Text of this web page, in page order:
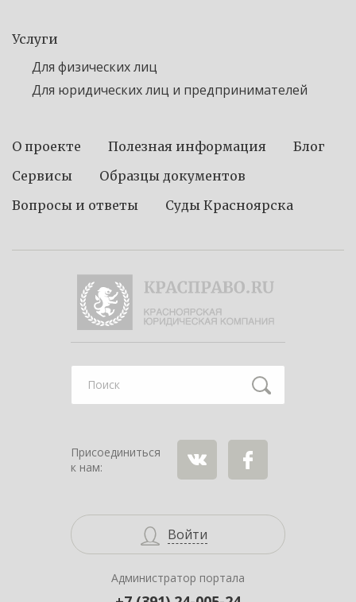
Услуги
Для физических лиц
Для юридических лиц и предпринимателей
О проекте Полезная информация
Блог
Сервисы
Образцы документов
Вопросы и ответы
Суды Красноярска
Присоединиться
к нам:
Войти
Администратор портала